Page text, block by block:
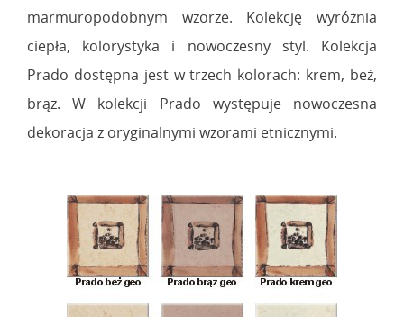
marmuropodobnym wzorze. Kolekcję wyróżnia
ciepła, kolorystyka i nowoczesny styl. Kolekcja
Prado dostępna jest w trzech kolorach: krem, beż,
brąz. W kolekcji Prado występuje nowoczesna
dekoracja z oryginalnymi wzorami etnicznymi.